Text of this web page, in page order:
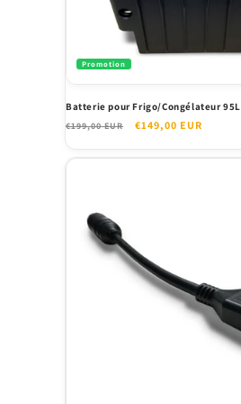
o
n
Promotion
Batterie pour Frigo/Congélateur 95L
Prix
€199,00 EUR
Prix
€149,00 EUR